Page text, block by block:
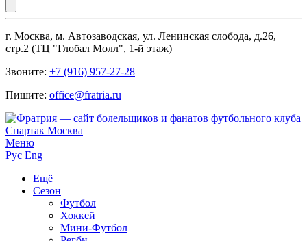
г. Москва, м. Автозаводская, ул. Ленинская слобода, д.26,
стр.2 (ТЦ "Глобал Молл", 1-й этаж)
Звоните: +7 (916) 957-27-28
Пишите: office@fratria.ru
Меню
Рус Eng
Ещё
Сезон
Футбол
Хоккей
Мини-Футбол